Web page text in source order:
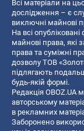
Всі матеріали на
дослідження – є
виключні майнові
На всі
майнові права, які
права та суміжні
дозволу ТОВ
підлягають
будь-якій формі.
Редакція OBOZ.UA
авторському
в рекламних
Заборонено